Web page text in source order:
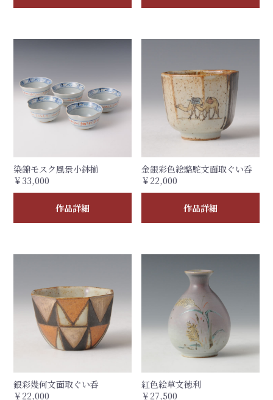
染錦モスク風景小鉢揃
￥33,000
作品詳細
金銀彩色絵駱駝文面取ぐい呑
￥22,000
作品詳細
銀彩幾何文面取ぐい呑
￥22,000
紅色絵草文徳利
￥27,500